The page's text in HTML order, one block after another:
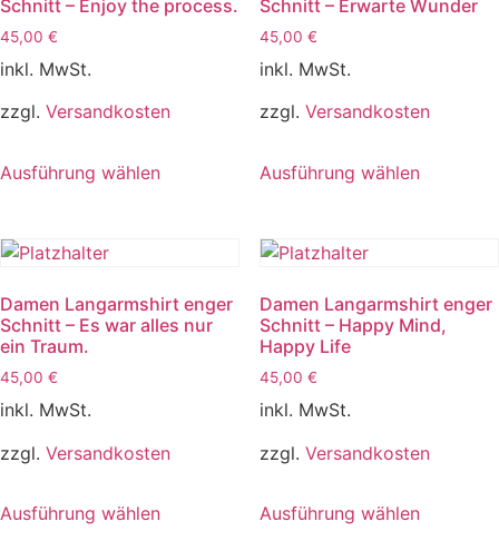
Optionen
werden
Optionen
werden
Schnitt – Enjoy the process.
45,00 €
inkl. MwSt.
zzgl. Versandkosten
Ausführung wählenProdukt
Die
Optionen
Produktseite
Schnitt – Erwarte Wunder
45,00 €
inkl. MwSt.
zzgl. Versandkosten
Ausführung wählenProdukt
Die
Optionen
Damen Langarmshirt enger
Schnitt – Es war alles nur
ein Traum.
45,00 €
inkl. MwSt.
zzgl. Versandkosten
Ausführung wählenProdukt
Damen Langarmshirt enger
Schnitt – Happy Mind,
Happy Life
45,00 €
inkl. MwSt.
zzgl. Versandkosten
Ausführung wählenProdukt